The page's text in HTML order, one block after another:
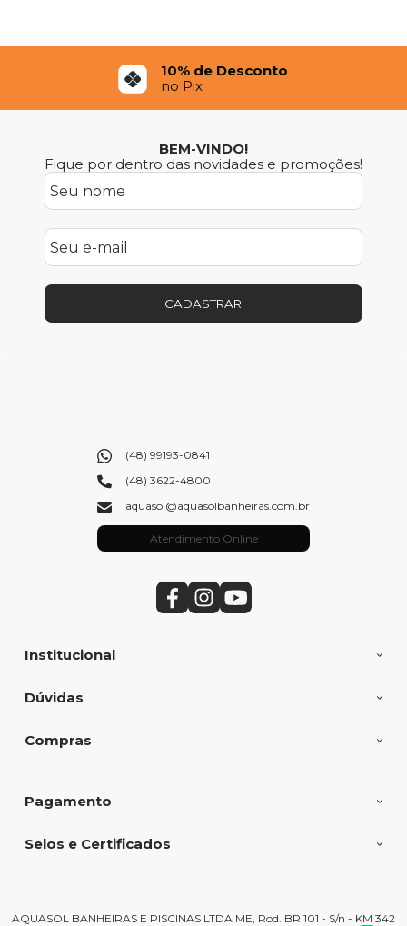
10% de Desconto
no Pix
BEM-VINDO!
Fique por dentro das novidades e promoções!
CADASTRAR
Institucional
Dúvidas
Compras
(48) 99193-0841
(48) 3622-4800
aquasol@aquasolbanheiras.com.br
Atendimento Online
Pagamento
Selos e Certificados
AQUASOL BANHEIRAS E PISCINAS LTDA ME, Rod. BR 101 - S/n - KM 342